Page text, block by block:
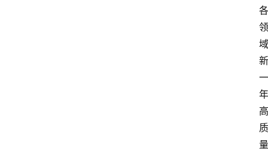
各
领
域
新
一
年
高
质
量